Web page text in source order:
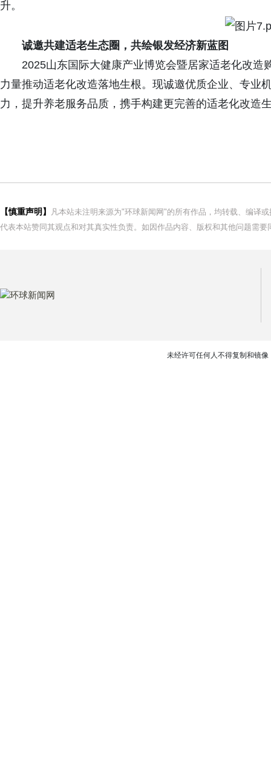
升。
诚邀共建适老生态圈，共绘银发经济新蓝图
2025山东国际大健康产业博览会暨居家适老化改造
力量推动适老化改造落地生根。现诚邀优质企业、专业
力，提升养老服务品质，携手构建更完善的适老化改造
【慎重声明】
凡本站未注明来源为"环球新闻网"的所有作品，均转载、编译
代表本站赞同其观点和对其真实性负责。如因作品内容、版权和其他问题需
未经许可任何人不得复制和镜